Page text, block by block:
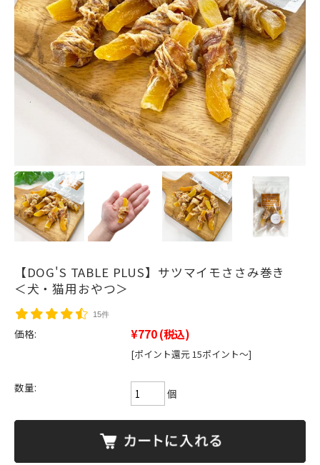
【DOG'S TABLE PLUS】サツマイモささみ巻き
＜犬・猫用おやつ＞
15件
価格: ¥770(税込)
[ポイント還元 15ポイント～]
数量: 個